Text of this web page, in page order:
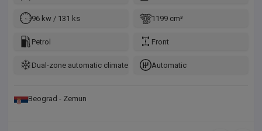
96 kw / 131 ks 1199 cm³
Petrol Front
Dual-zone automatic climate controlAutomatic
Beograd - Zemun